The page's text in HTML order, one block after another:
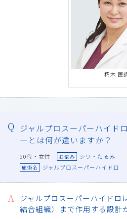
朽木 医
ジャルプロスーパーハイド
ーとは何が違いますか？
50代・女性 お悩み シワ・たるみ
施術名 ジャルプロスーパーハイドロ
ジャルプロスーパーハイドロ
結合組織）まで作用する設計